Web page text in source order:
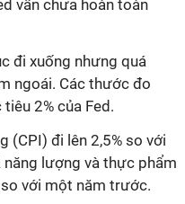
vẫn chưa hoàn toàn
đi xuống nhưng quá
ngoái. Các thước đo
2% của Fed.
(CPI) đi lên 2,5% so với
lượng và thực phẩm
với một năm trước.